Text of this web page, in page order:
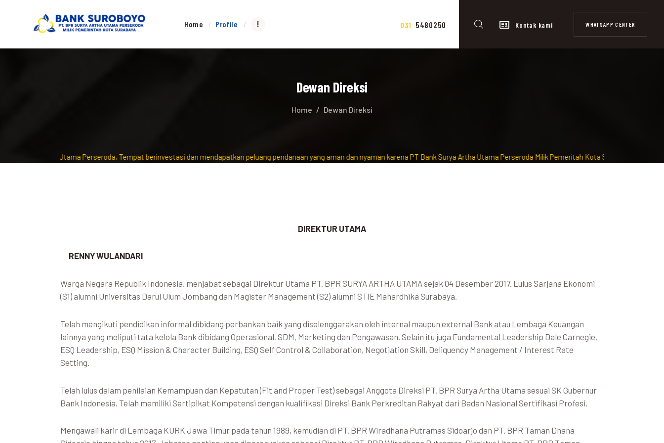
Home Profile 031 5480250 Kontak kami WHATSAPP CENTER
Dewan Direksi
Home Dewan Direksi
Surya Artha Utama Perseroda, Tempat berinvestasi dan mendapatkan peluang pendanaan yang aman dan nyaman karena PT Bank Surya Artha Utama Perseroda Milik Pemeritah Kota Surabaya diawasi
DIREKTUR UTAMA
RENNY WULANDARI
Warga Negara Republik Indonesia, menjabat sebagai Direktur Utama PT. BPR SURYA ARTHA UTAMA sejak 04 Desember 2017. Lulus Sarjana Ekonomi
(S1) alumni Universitas Darul Ulum Jombang dan Magister Management (S2) alumni STIE Mahardhika Surabaya.
Telah mengikuti pendidikan informal dibidang perbankan baik yang diselenggarakan oleh internal maupun external Bank atau Lembaga Keuangan
lainnya yang meliputi tata kelola Bank dibidang Operasional, SDM, Marketing dan Pengawasan. Selain itu juga Fundamental Leadership Dale Carnegie,
ESQ Leadership, ESQ Mission & Character Building, ESQ Self Control & Collaboration, Negotiation Skill, Deliquency Management / Interest Rate
Setting.
Telah lulus dalam penilaian Kemampuan dan Kepatutan (Fit and Proper Test) sebagai Anggota Direksi PT. BPR Surya Artha Utama sesuai SK Gubernur
Bank Indonesia. Telah memiliki Sertipikat Kompetensi dengan kualifikasi Direksi Bank Perkreditan Rakyat dari Badan Nasional Sertifikasi Profesi.
Mengawali karir di Lembaga KURK Jawa Timur pada tahun 1989, kemudian di PT. BPR Wiradhana Putramas Sidoarjo dan PT. BPR Taman Dhana